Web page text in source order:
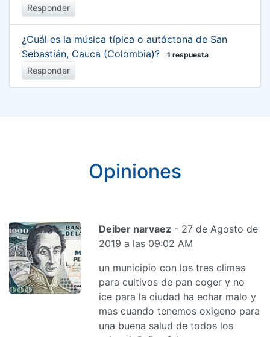
Responder
¿Cuál es la música típica o autóctona de San
Sebastián, Cauca (Colombia)?
1 respuesta
Responder
Opiniones
Deiber narvaez - 27 de Agosto de
2019 a las 09:02 AM
un municipio con los tres climas
para cultivos de pan coger y no
ice para la ciudad ha echar malo y
mas cuando tenemos oxigeno para
una buena salud de todos los